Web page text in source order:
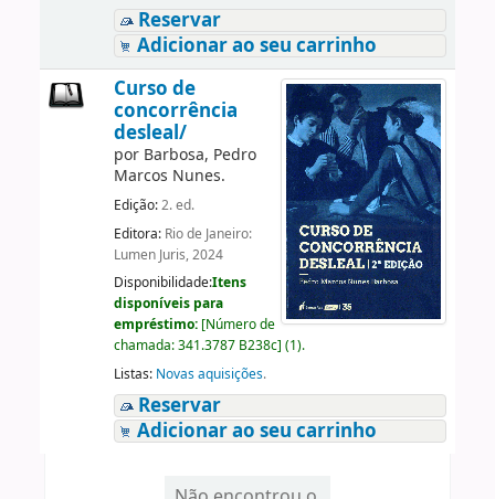
Reservar
Adicionar ao seu carrinho
Curso de
concorrência
desleal/
por Barbosa, Pedro
Marcos Nunes.
Edição:2. ed.
Editora: Rio de Janeiro:
Lumen Juris, 2024
Disponibilidade:Itens
disponíveis para
empréstimo: [Número de
chamada:341.3787 B238c] (1).
Listas: Novas aquisições.
Reservar
Adicionar ao seu carrinho